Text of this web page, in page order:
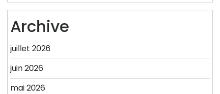
Archive
juillet 2026
juin 2026
mai 2026